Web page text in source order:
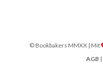
© Bookbakers MMXX | Mit
AGB |